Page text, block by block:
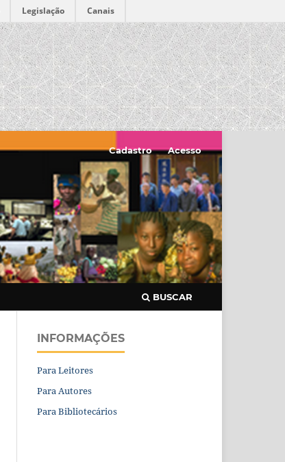
Legislação Canais
BUSCAR
Cadastro Acesso
INFORMAÇÕES
Para Leitores
Para Autores
Para Bibliotecários